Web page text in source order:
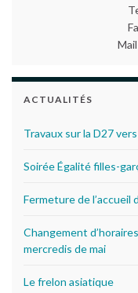
ACTUALITÉS
Travaux sur la D27
Soirée Égalité filles-
Fermeture de l’accueil
Changement
mercredis de mai
Le frelon asiatique